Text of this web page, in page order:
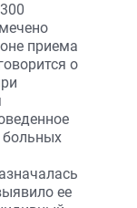
приема
о
больных
ее